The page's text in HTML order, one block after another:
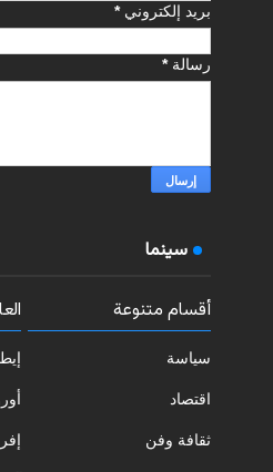
بريد إلكتروني*
رسالة*
سينما
أقسام متنوعة
سياسة
اقتصاد
ثقافة وفن